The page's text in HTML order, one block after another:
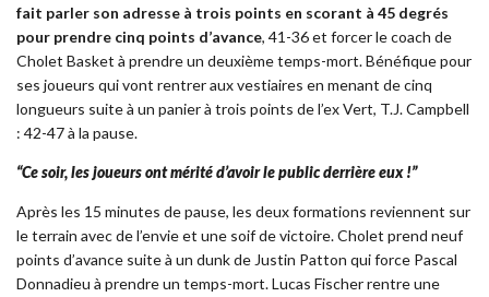
fait parler son adresse à trois points en scorant à 45 degrés
pour prendre cinq points d’avance, 41-36 et forcer le coach de
Cholet Basket à prendre un deuxième temps-mort. Bénéfique pour
ses joueurs qui vont rentrer aux vestiaires en menant de cinq
longueurs suite à un panier à trois points de l’ex Vert, T.J. Campbell
: 42-47 à la pause.
“Ce soir, les joueurs ont mérité d’avoir le public derrière eux !”
Après les 15 minutes de pause, les deux formations reviennent sur
le terrain avec de l’envie et une soif de victoire. Cholet prend neuf
points d’avance suite à un dunk de Justin Patton qui force Pascal
Donnadieu à prendre un temps-mort. Lucas Fischer rentre une